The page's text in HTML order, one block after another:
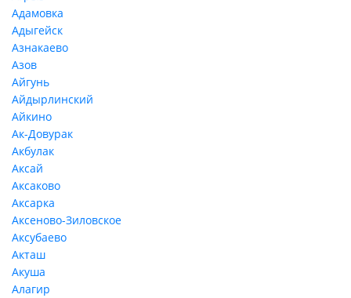
Адамовка
Адыгейск
Азнакаево
Азов
Айгунь
Айдырлинский
Айкино
Ак-Довурак
Акбулак
Аксай
Аксаково
Аксарка
Аксеново-Зиловское
Аксубаево
Акташ
Акуша
Алагир